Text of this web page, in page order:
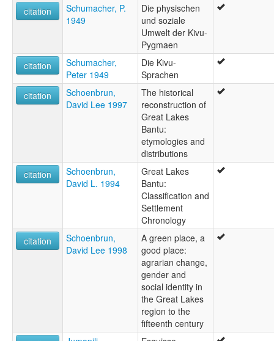
citation
Schumacher, P.
1949
Die physischen
und soziale
Umwelt der Kivu-
Pygmaen
citation
Schumacher,
Peter 1949
Die Kivu-
Sprachen
citation
Schoenbrun,
David Lee 1997
The historical
reconstruction of
Great Lakes
Bantu:
etymologies and
distributions
citation
Schoenbrun,
David L. 1994
Great Lakes
Bantu:
Classification and
Settlement
Chronology
citation
Schoenbrun,
David Lee 1998
A green place, a
good place:
agrarian change,
gender and
social identity in
the Great Lakes
region to the
fifteenth century